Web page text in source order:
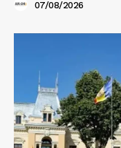
07/08/2026